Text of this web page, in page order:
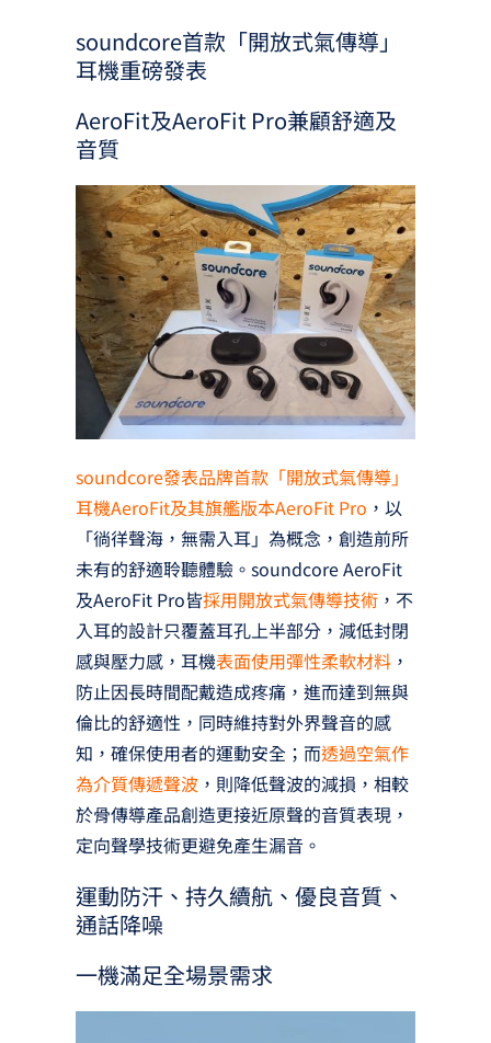
soundcore首款「開放式氣傳導」
耳機重磅發表
AeroFit及AeroFit Pro兼顧舒適及
音質
soundcore發表品牌首款「開放式氣傳導」
耳機AeroFit及其旗艦版本AeroFit Pro ，以
「徜徉聲海，無需入耳」為概念，創造前所
未有的舒適聆聽體驗。soundcore AeroFit
及AeroFit Pro皆採用開放式氣傳導技術，不
入耳的設計只覆蓋耳孔上半部分，減低封閉
感與壓力感，耳機表面使用彈性柔軟材料，
防止因長時間配戴造成疼痛，進而達到無與
倫比的舒適性，同時維持對外界聲音的感
知，確保使用者的運動安全；而透過空氣作
為介質傳遞聲波，則降低聲波的減損，相較
於骨傳導產品創造更接近原聲的音質表現，
定向聲學技術更避免產生漏音。
運動防汗、持久續航、優良音質、
通話降噪
一機滿足全場景需求